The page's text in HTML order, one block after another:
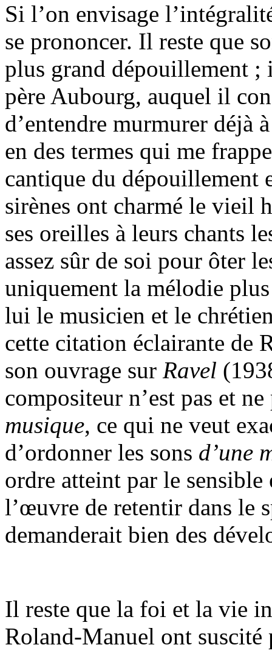
Si l’on envisage
se prononcer. Il reste que
plus grand dépouillement
père Aubourg, auquel il
d’entendre murmurer déjà
en des termes qui me
cantique du
sirènes ont charmé le vieil
ses oreilles à leurs chants
assez sûr de soi pour ôter
uniquement la mélodie
lui le musicien et le
cette citation éclairante de
son ouvrage sur Ravel
compositeur n’est pas et
musique, ce qui ne veut
d’ordonner les sons d’une
ordre atteint par le sensible
l’œuvre de retentir dans le
demanderait bien des
Il reste que la foi et la vie
Roland-Manuel ont suscité